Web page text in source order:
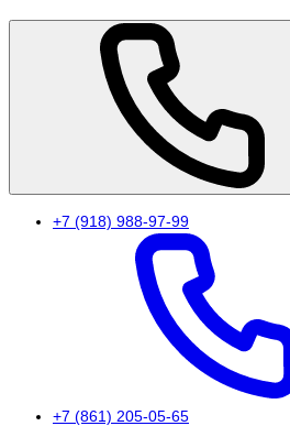
+7 (918) 988-97-99
+7 (861) 205-05-65